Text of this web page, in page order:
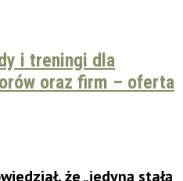
i treningi dla
oraz firm – oferta
że „jedyną stałą